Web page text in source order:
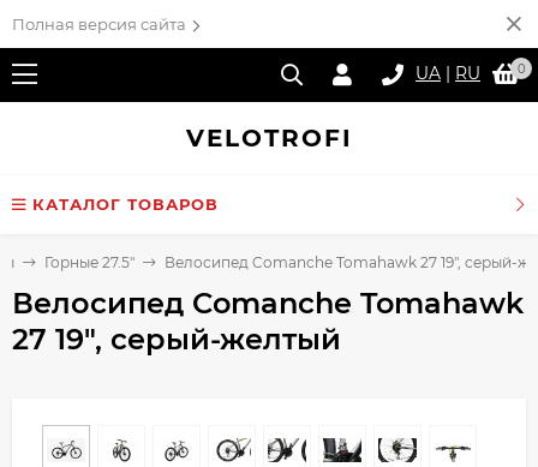
Полная версия сайта
UA | RU 0
VELOTROFI
КАТАЛОГ ТОВАРОВ
Горные 27.5" Велосипед Comanche Tomahawk 27 19", серый-
Велосипед Comanche Tomahawk
27 19", серый-желтый